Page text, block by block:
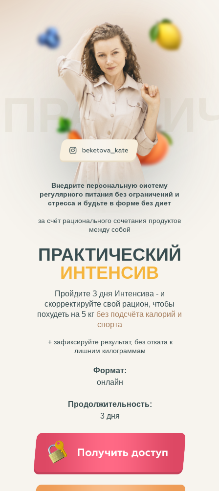
ПРАКТИЧЕСКИЙ
ИНТЕНСИ В
Пройдите З дня Интенсива - и
скорректируйте свой рацион, чтобы
похудеть на 5 кг без подсчёта калорий и
спорта
+ зафиксируйте результат, без отката к
лишним килограммам
Продолжительность:
3 дня
Формат:
онлайн
Внедрите персональную систему
регулярного питания без ограничений и
стресса и будьте в форме без диет
за счёт рационального сочетания продуктов
между собой